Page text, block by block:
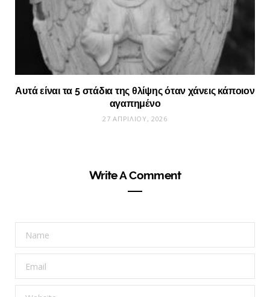
Αυτά είναι τα 5 στάδια της θλίψης όταν χάνεις κάποιον
αγαπημένο
27 ΑΠΡΙΛΊΟΥ, 2026
Write A Comment